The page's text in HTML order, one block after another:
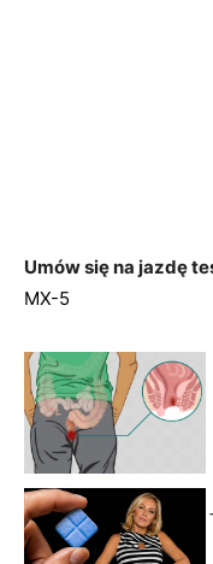
Umów się na jazdę
MX-5